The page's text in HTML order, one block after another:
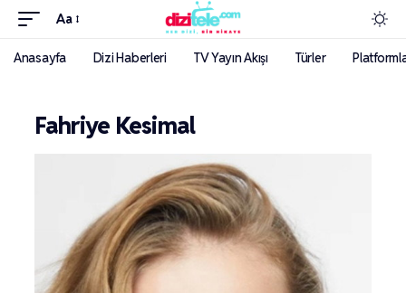
Aa
Anasayfa Dizi Haberleri TV Yayın Akışı Türler
Fahriye Kesimal